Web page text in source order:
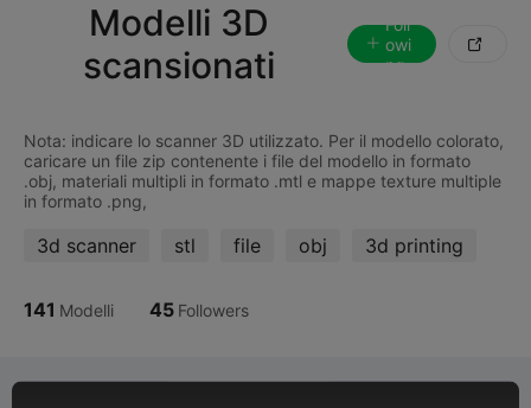
Modelli 3D
scansionati
Foll
owi
ng

Nota: indicare lo scanner 3D utilizzato. Per il modello colorato,
caricare un file zip contenente i file del modello in formato
.obj, materiali multipli in formato .mtl e mappe texture multiple
3d scanner stl file obj 3d printing
141 Modelli 45 Followers